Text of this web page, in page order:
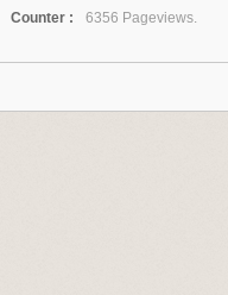
Counter :
6356 Pageviews.